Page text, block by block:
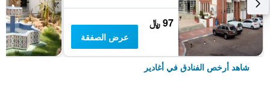
97 ﷼
عرض الصفقة
شاهد أرخص الفنادق في أغادير